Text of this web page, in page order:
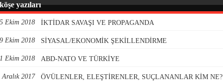
yazıları
Ekim 2018 İKTİDAR SAVAŞI VE PROPAGANDA
9 Ekim 2018 SİYASAL/EKONOMİK ŞEKİLLENDİRME
1 Ekim 2018 ABD-NATO VE TÜRKİYE
Aralık 2017 ÖVÜLENLER, ELEŞTİRENLER, SUÇLANANLAR KİM NE?